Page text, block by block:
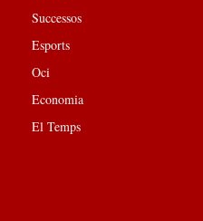
Successos
Esports
Oci
Economia
El Temps